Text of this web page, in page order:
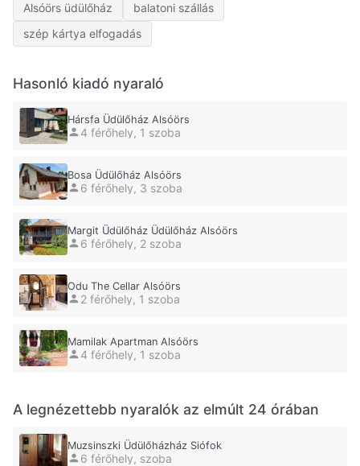
Alsóörs üdülőház
balatoni szállás
szép kártya elfogadás
Hasonló kiadó nyaraló
Hársfa Üdülőház Alsóörs
4 férőhely, 1 szoba
Bosa Üdülőház Alsóörs
6 férőhely, 3 szoba
Margit Üdülőház Üdülőház Alsóörs
6 férőhely, 2 szoba
Odu The Cellar Alsóörs
2 férőhely, 1 szoba
Mamilak Apartman Alsóörs
4 férőhely, 1 szoba
A legnézettebb nyaralók az elmúlt 24 órában
Muzsinszki Üdülőházház Siófok
6 férőhely, szoba